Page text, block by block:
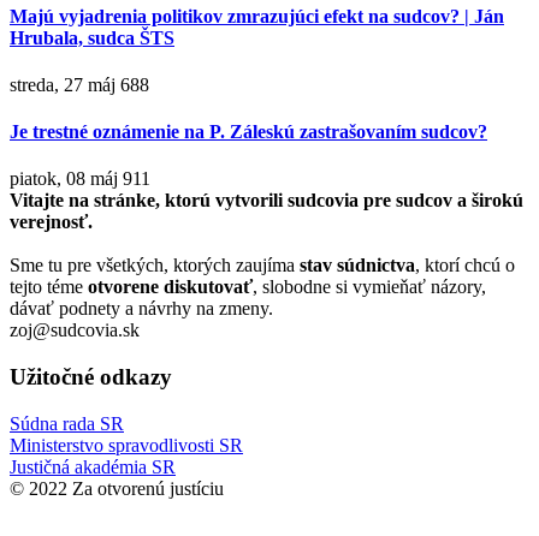
Majú vyjadrenia politikov zmrazujúci efekt na sudcov? | Ján
Hrubala, sudca ŠTS
streda, 27 máj 688
Je trestné oznámenie na P. Záleskú zastrašovaním sudcov?
piatok, 08 máj 911
Vitajte na stránke, ktorú vytvorili sudcovia pre sudcov a širokú
verejnosť.
Sme tu pre všetkých, ktorých zaujíma stav súdnictva, ktorí chcú o
tejto téme otvorene diskutovať, slobodne si vymieňať názory,
dávať podnety a návrhy na zmeny.
zoj@sudcovia.sk
Užitočné odkazy
Súdna rada SR
Ministerstvo spravodlivosti SR
Justičná akadémia SR
© 2022 Za otvorenú justíciu